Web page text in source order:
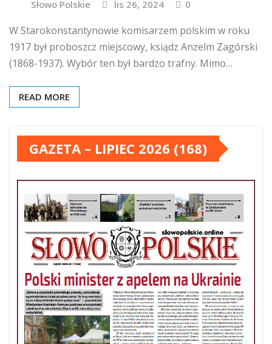
Słowo Polskie lis 26, 2024 0
W Starokonstantynowie komisarzem polskim w roku
1917 był proboszcz miejscowy, ksiądz Anzelm Zagórski
(1868-1937). Wybór ten był bardzo trafny. Mimo…
READ MORE
GAZETA – LIPIEC 2026 (168)